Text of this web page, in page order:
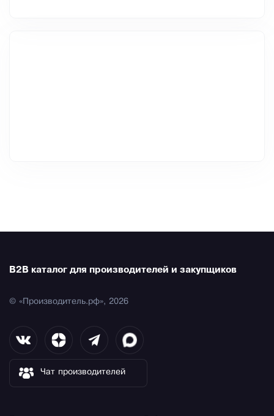
B2B каталог для производителей и закупщиков
© «Производитель.рф», 2026
Чат производителей